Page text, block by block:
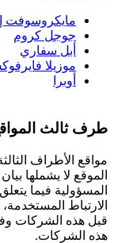
مايكروسوفت
جوجل كروم
أبل سفاري
موزيلا
أوبرا
طرف ثالث
مواقع الأطراف
الموقع لا يشملها
المسؤولية فيما
الارتباط
قبل هذه الشركات
هذه الشركات.